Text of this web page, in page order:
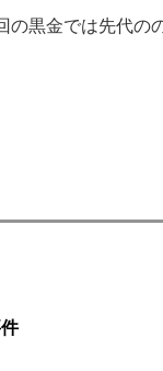
の黒金では先代の